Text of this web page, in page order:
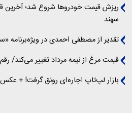
ریزش قیمت خودروها شروع شد؛ آخرین
سهند
تقدیر از مصطفی احمدی در ویژه‌برنامه
قیمت مرغ از نیمه مرداد تغییر می‌کند/
بازار لپ‌تاپ اجاره‌ای رونق گرفت! + عکس